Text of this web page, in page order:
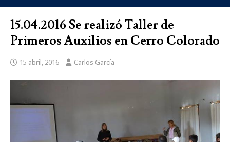
15.04.2016 Se realizó Taller de
Primeros Auxilios en Cerro Colorado
15 abril, 2016 Carlos García